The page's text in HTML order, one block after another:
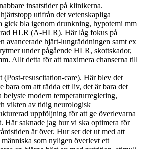
insatstider på klinikerna.
utifrån det vetenskapliga
gick bla igenom drunkning, hypotemi mm
HLR (A-HLR). Här låg fokus på
avancerade hjärt-lungräddningen samt ex
under pågående HLR, skottskador,
Allt detta för att maximera chanserna till
(Post-resuscitation-care). Här blev det
bara om att rädda ett liv, det är bara det
belyste modern temperaturreglering,
vikten av tidig neurologisk
uppföljning för att ge överlevarna
Här saknade jag hur vi ska optimera för
är över. Hur ser det ut med att
som nyligen överlevt ett